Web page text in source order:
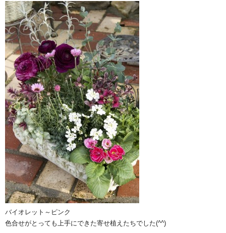
バイオレット～ピンク
色合せがとっても上手にできた寄せ植えたちでした(^^)